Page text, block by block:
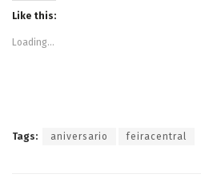
Like this:
Loading...
Tags: aniversario feiracentral